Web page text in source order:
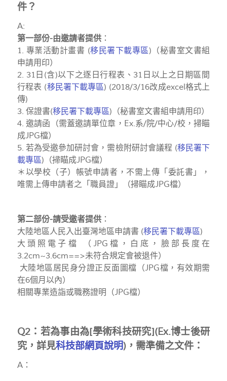
件？
A:
第一部份-由邀請者提供 ：
1. 專業活動計畫書 (移民署下載專區)（秘書室文書組
申請用印）
2. 31日(含)以下之逐日行程表、31日以上之日期區間
行程表 (移民署下載專區) (2018/3/16改成excel格式上
傳)
3. 保證書(移民署下載專區)（秘書室文書組申請用印）
4. 邀請函（需蓋邀請單位章，Ex.系/院/中心/校，掃瞄
成JPG檔）
5. 若為受邀參加研討會，需檢附研討會議程 (移民署下
載專區)（掃瞄成JPG檔）
＊以學校（子）帳號申請者，不需上傳「委託書」，
唯需上傳申請者之「職員證」（掃瞄成JPG檔）
第二部份-請受邀者提供 ：
大陸地區人民入出臺灣地區申請書 (移民署下載專區)
大頭照電子檔 （JPG檔，白底，臉部長度在
3.2cm~3.6cm==>未符合規定會被退件）
大陸地區居民身分證正反面圖檔（JPG檔，有效期需
在6個月以內）
相關專業造詣或職務證明（JPG檔）
Q2：若為事由為[學術科技研究](Ex.博士後研
究，詳見科技部網頁說明)，需準備之文件：
A：